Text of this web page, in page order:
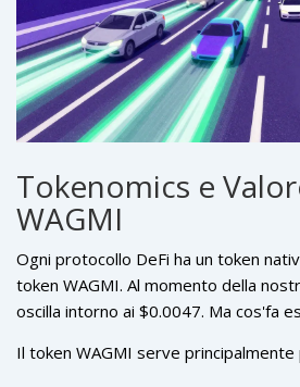
Tokenomics e
WAGMI
Ogni protocollo DeFi ha un token
token WAGMI. Al momento della
oscilla intorno ai $0.0047. Ma cos'fa
Il token WAGMI serve principalmente